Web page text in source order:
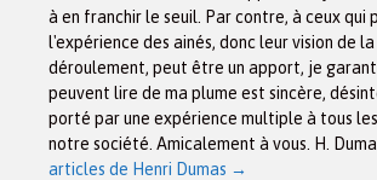
à en franchir le seuil. Par contre, à ceux qui
l'expérience des ainés, donc leur vision de
déroulement, peut être un apport, je
peuvent lire de ma plume est sincère,
porté par une expérience multiple à tous
notre société. Amicalement à vous. H.
articles de Henri Dumas →